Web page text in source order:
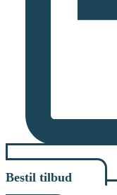
Bestil tilbud